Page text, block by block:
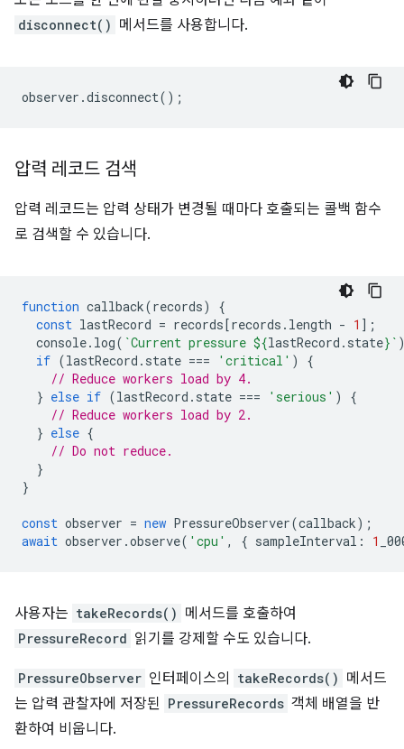
disconnect() 메서드를 사용합니다.
observer .disconnect();
압력 레코드 검색
압력 레코드는 압력 상태가 변경될 때마다 호출되는 콜백 함수
로 검색할 수 있습니다.
function callback(records)
{
const lastRecord = records[records . length - 1 ];
console. log( `Current pressure ${lastRecord . state} `
if (lastRecord . state === 'critical' )
{
// Reduce workers load by 4.
} else if (lastRecord . state === 'serious' )
{
// Reduce workers load by 2.
} else {
// Do not reduce.
}
}
const observer = new PressureObserver(callback);
await observer .observe( 'cpu' , { sampleInterval : 1
사용자는 takeRecords() 메서드를 호출하여
PressureRecord 읽기를 강제할 수도 있습니다.
PressureObserver 인터페이스의 takeRecords() 메서드
는 압력 관찰자에 저장된 PressureRecords 객체 배열을 반
환하여 비웁니다.